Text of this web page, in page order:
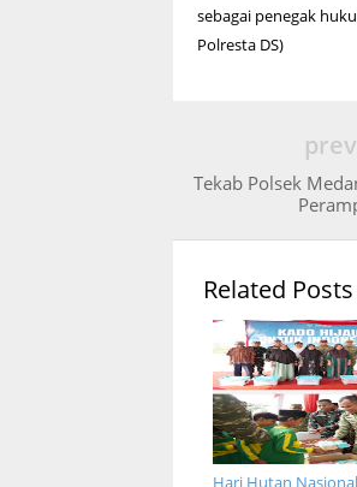
sebagai penegak
Polresta DS)
Tekab Polsek
Related Posts
Hari Hutan